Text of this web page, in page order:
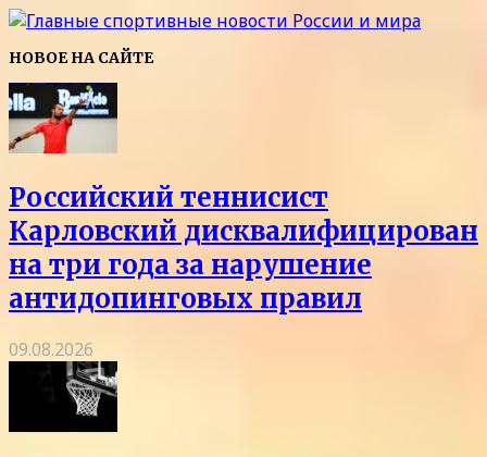
НОВОЕ НА САЙТЕ
Российский теннисист
Карловский дисквалифицирован
на три года за нарушение
антидопинговых правил
09.08.2026